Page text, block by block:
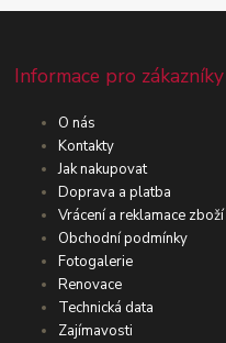
Informace pro zákazníky
O nás
Kontakty
Jak nakupovat
Doprava a platba
Vrácení a reklamace zboží
Obchodní podmínky
Fotogalerie
Renovace
Technická data
Zajímavosti